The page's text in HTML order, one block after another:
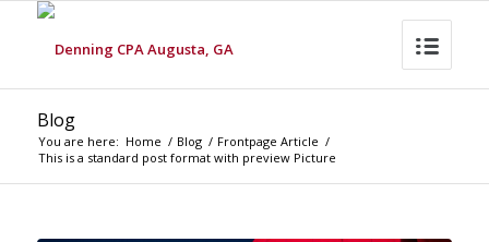
Blog
You are here: Home / Blog / Frontpage Article /
This is a standard post format with preview Picture